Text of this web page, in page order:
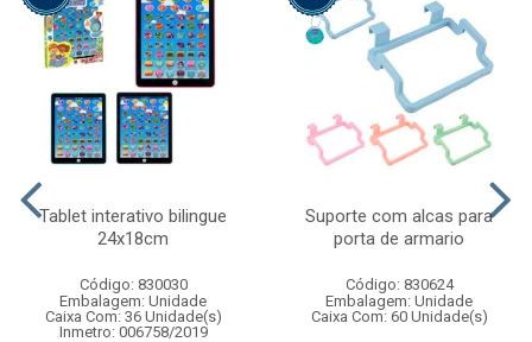
Tablet interativo bilingue
24x18cm
Código: 830030
Embalagem: Unidade
Caixa Com: 36 Unidade(s)
Inmetro: 006758/2019
Suporte com alcas para
porta de armario
Código: 830624
Embalagem: Unidade
Caixa Com: 60 Unidade(s)